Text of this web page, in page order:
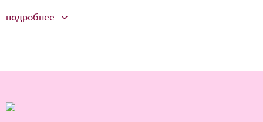
лицо с помощью кончиков пальцев, после впитывания можно
подробнее